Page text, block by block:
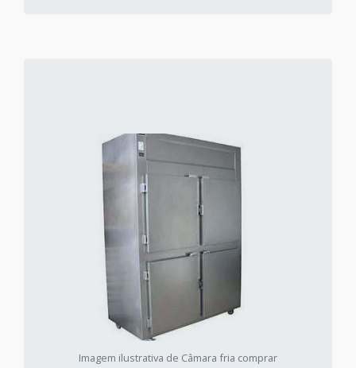
Imagem ilustrativa de Câmara fria comprar